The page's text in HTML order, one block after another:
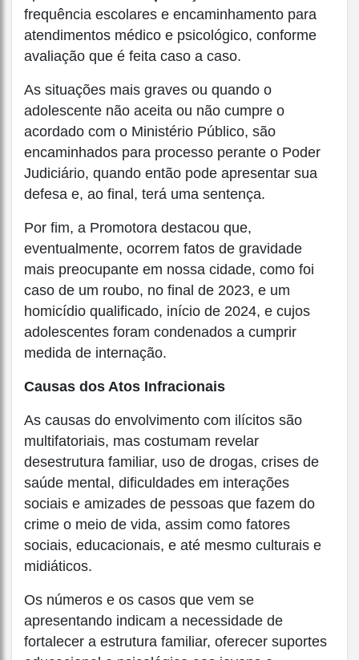
frequência escolares e encaminhamento para
atendimentos médico e psicológico, conforme
avaliação que é feita caso a caso.
As situações mais graves ou quando o
adolescente não aceita ou não cumpre o
acordado com o Ministério Público, são
encaminhados para processo perante o Poder
Judiciário, quando então pode apresentar sua
defesa e, ao final, terá uma sentença.
Por fim, a Promotora destacou que,
eventualmente, ocorrem fatos de gravidade
mais preocupante em nossa cidade, como foi
caso de um roubo, no final de 2023, e um
homicídio qualificado, início de 2024, e cujos
adolescentes foram condenados a cumprir
medida de internação.
Causas dos Atos Infracionais
As causas do envolvimento com ilícitos são
multifatoriais, mas costumam revelar
desestrutura familiar, uso de drogas, crises de
saúde mental, dificuldades em interações
sociais e amizades de pessoas que fazem do
crime o meio de vida, assim como fatores
sociais, educacionais, e até mesmo culturais e
midiáticos.
Os números e os casos que vem se
apresentando indicam a necessidade de
fortalecer a estrutura familiar, oferecer suportes